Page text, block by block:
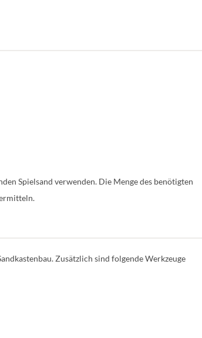
Spielsand verwenden. Die Menge des benötigten
Zusätzlich sind folgende Werkzeuge